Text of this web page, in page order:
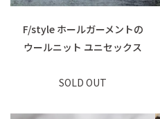
F/style ホールガーメントの
ウールニット ユニセックス
SOLD OUT